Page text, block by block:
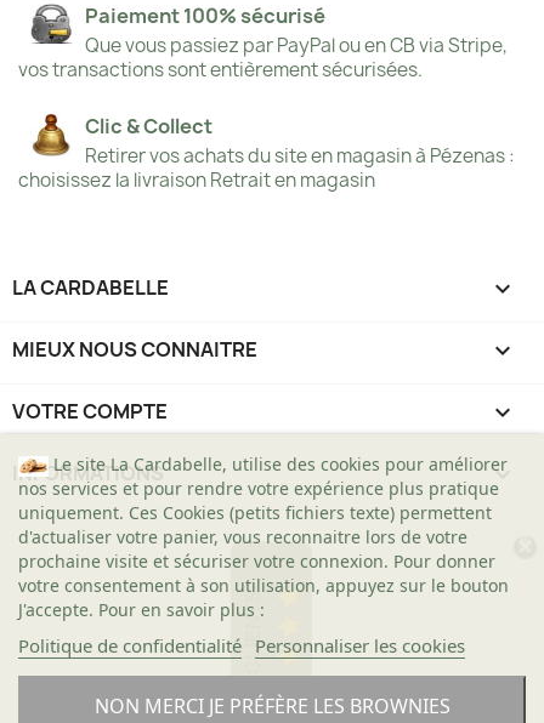
Paiement 100% sécurisé
Que vous passiez par PayPal ou en CB via Stripe,
vos transactions sont entièrement sécurisées.
Clic & Collect
Retirer vos achats du site en magasin à Pézenas :
choisissez la livraison Retrait en magasin
Le site La Cardabelle, utilise des cookies pour améliorer
nos services et pour rendre votre expérience plus pratique
uniquement. Ces Cookies (petits fichiers texte) permettent
d'actualiser votre panier, vous reconnaitre lors de votre
prochaine visite et sécuriser votre connexion. Pour donner
votre consentement à son utilisation, appuyez sur le bouton
J'accepte. Pour en savoir plus :
Politique de confidentialité Personnaliser les cookies
NON MERCI JE PRÉFÈRE LES BROWNIES
LA CARDABELLE 
MIEUX NOUS CONNAITRE 
VOTRE COMPTE 
INFORMATIONS keyboard_arrow_down
AVIS CLIENTS